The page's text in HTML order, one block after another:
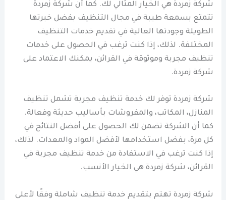
شركة زمردة هي الخيار المثالي لك. كما أن شركة زمردة
تتمتع بسمعة طيبة في مجال التنظيف بفضل خبرتها
الطويلة وجودتها العالية في تقديم خدمات التنظيف
المختلفة. لذلك، إذا كنت ترغب في الحصول على خدمات
تنظيف مجربة وموثوقة في القرائن، يمكنك الاعتماد على
شركة زمردة.
شركة زمردة توفر لك خدمة تنظيف مجربة تشمل تنظيف
المنازل، المكاتب، والمفروشات بأساليب حديثة وفعالة.
كما أن الشركة تضمن لك الحصول على أفضل النتائج في
كل مرة، بفضل استخدامها لأفضل المواد والمعدات. لذلك،
إذا كنت ترغب في الاستفادة من خدمة تنظيف مجربة في
القرائن، شركة زمردة هي الخيار الأنسب.
شركة زمردة تهتم بتقديم خدمة تنظيف شاملة وفقًا لأعلى